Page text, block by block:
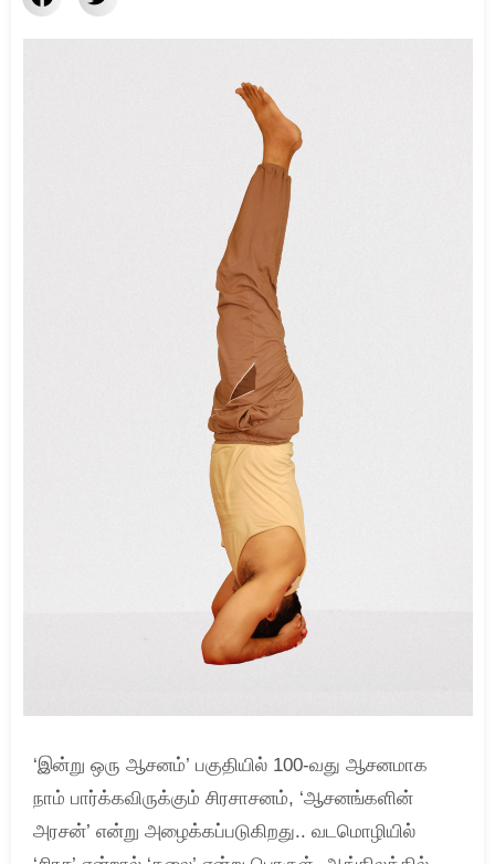
‘இன்று ஒரு ஆசனம்’ பகுதியில் 100-வது ஆசனமாக
நாம் பார்க்கவிருக்கும் சிரசாசனம், ‘ஆசனங்களின்
அரசன்’ என்று அழைக்கப்படுகிறது.. வடமொழியில்